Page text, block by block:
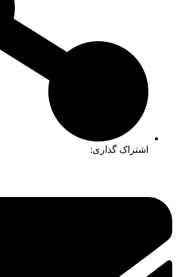
اشتراک گذاری: